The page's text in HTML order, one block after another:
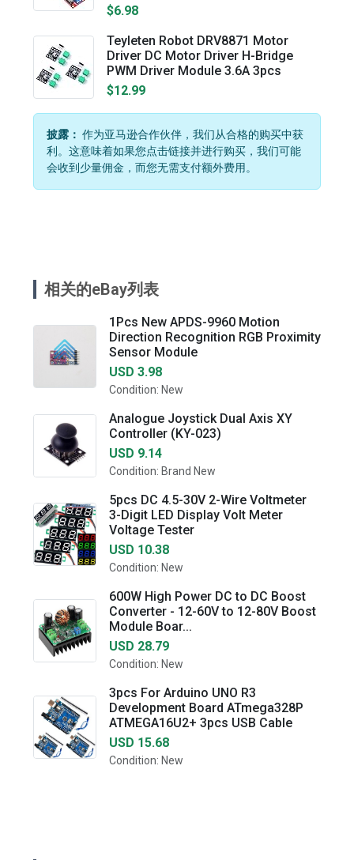
$6.98
Teyleten Robot DRV8871 Motor
Driver DC Motor Driver H-Bridge
PWM Driver Module 3.6A 3pcs
$12.99
披露： 作为亚马逊合作伙伴，我们从合格的购买中获
利。这意味着如果您点击链接并进行购买，我们可能
会收到少量佣金，而您无需支付额外费用。
相关的eBay列表
1Pcs New APDS-9960 Motion
Direction Recognition RGB Proximity
Sensor Module
USD 3.98
Condition: New
Analogue Joystick Dual Axis XY
Controller (KY-023)
USD 9.14
Condition: Brand New
5pcs DC 4.5-30V 2-Wire Voltmeter
3-Digit LED Display Volt Meter
Voltage Tester
USD 10.38
Condition: New
600W High Power DC to DC Boost
Converter - 12-60V to 12-80V Boost
Module Boar...
USD 28.79
Condition: New
3pcs For Arduino UNO R3
Development Board ATmega328P
ATMEGA16U2+ 3pcs USB Cable
USD 15.68
Condition: New